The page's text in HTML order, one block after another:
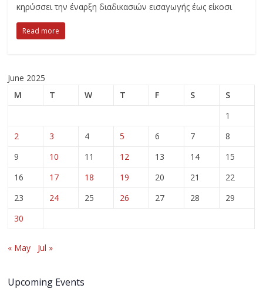
κηρύσσει την έναρξη διαδικασιών εισαγωγής έως είκοσι
Read more
June 2025
M
T W T F S
S
1
2
3 4 5 6 7
8
9
10 11 12 13 14
15
16
17 18 19 20 21
22
23
24 25 26 27 28
29
30
« May Jul »
Upcoming Events